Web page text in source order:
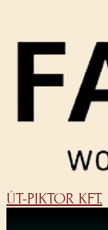
ÚT-PIKTOR KFT.